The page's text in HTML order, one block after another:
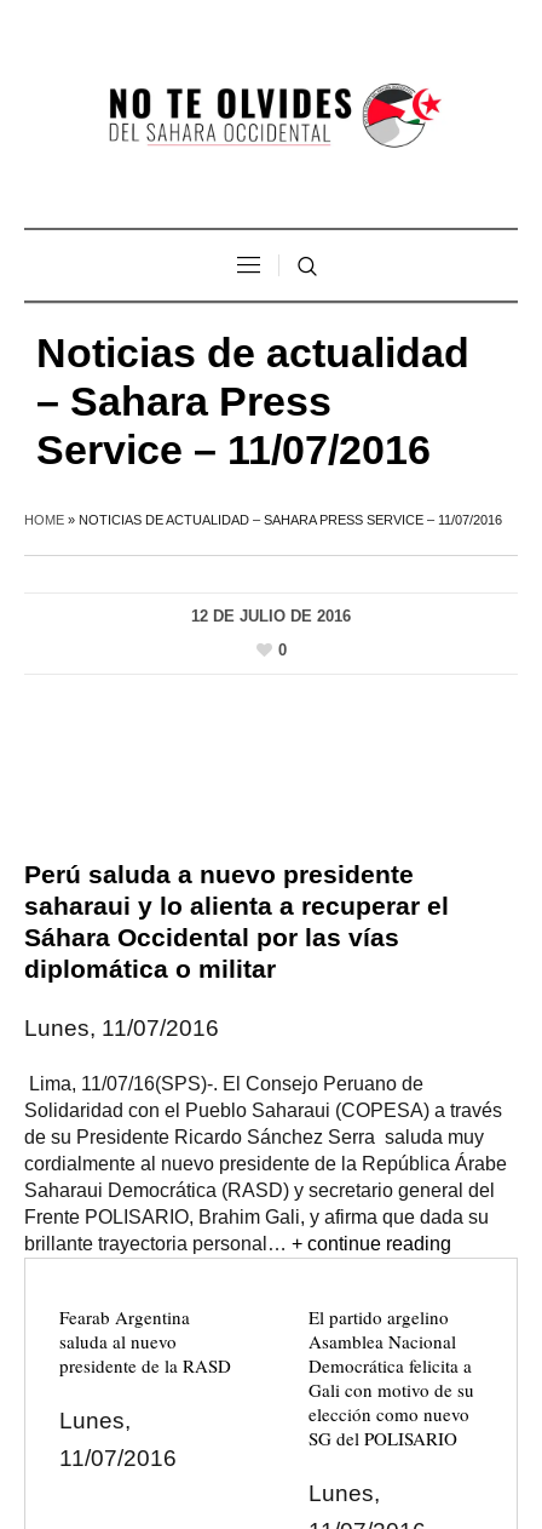
Noticias de actualidad
– Sahara Press
Service – 11/07/2016
HOME » NOTICIAS DE ACTUALIDAD – SAHARA PRESS SERVICE – 11/07/2016
12 DE JULIO DE 2016
0
Perú saluda a nuevo presidente
saharaui y lo alienta a recuperar el
Sáhara Occidental por las vías
diplomática o militar
Lunes, 11/07/2016
Lima, 11/07/16(SPS)-. El Consejo Peruano de
Solidaridad con el Pueblo Saharaui (COPESA) a través
de su Presidente Ricardo Sánchez Serra saluda muy
cordialmente al nuevo presidente de la República Árabe
Saharaui Democrática (RASD) y secretario general del
Frente POLISARIO, Brahim Gali, y afirma que dada su
brillante trayectoria personal… + continue reading
Fearab Argentina
saluda al nuevo
Lunes,
11/07/2016
El partido argelino
Asamblea Nacional
Democrática felicita a
Gali con motivo de su
elección como nuevo
SG del POLISARIO
Lunes,